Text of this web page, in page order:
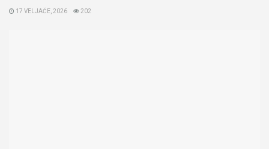
17 VELJAČE, 2026 202